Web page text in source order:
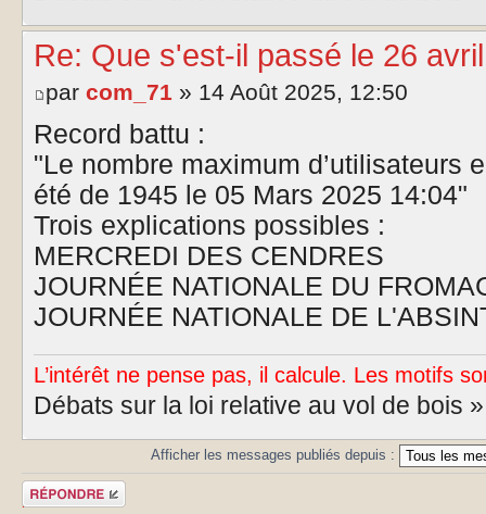
Re: Que s'est-il passé le 26
par com_71 » 14 Août 2025, 12:50
Record battu :
"Le nombre maximum d’utilisateurs
été de 1945 le 05 Mars 2025 14:04"
Trois explications possibles :
MERCREDI DES CENDRES
JOURNÉE NATIONALE DU
JOURNÉE NATIONALE DE
L’intérêt ne pense pas, il calcule. Les motifs
Débats sur la loi relative au vol de bois
Afficher les messages publiés depuis :
Publier une
réponse